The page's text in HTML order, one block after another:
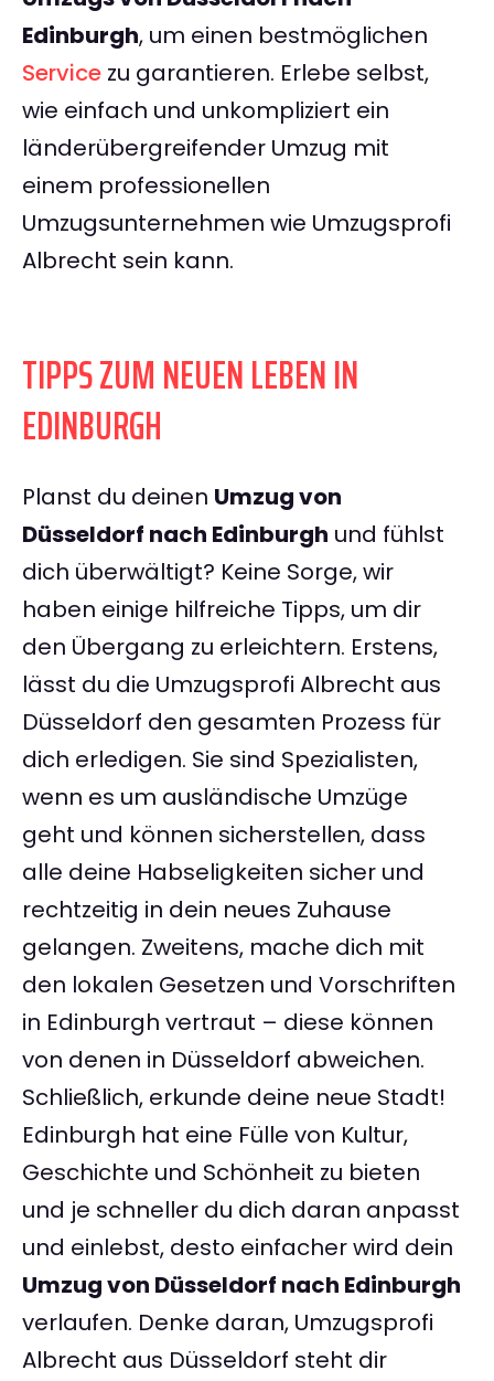
Edinburgh, um einen bestmöglichen
Service zu garantieren. Erlebe selbst,
wie einfach und unkompliziert ein
länderübergreifender Umzug mit
einem professionellen
Umzugsunternehmen wie Umzugsprofi
Albrecht sein kann.
TIPPS ZUM NEUEN LEBEN IN
EDINBURGH
Planst du deinen Umzug von
Düsseldorf nach Edinburgh und fühlst
dich überwältigt? Keine Sorge, wir
haben einige hilfreiche Tipps, um dir
den Übergang zu erleichtern. Erstens,
lässt du die Umzugsprofi Albrecht aus
Düsseldorf den gesamten Prozess für
dich erledigen. Sie sind Spezialisten,
wenn es um ausländische Umzüge
geht und können sicherstellen, dass
alle deine Habseligkeiten sicher und
rechtzeitig in dein neues Zuhause
gelangen. Zweitens, mache dich mit
den lokalen Gesetzen und Vorschriften
in Edinburgh vertraut – diese können
von denen in Düsseldorf abweichen.
Schließlich, erkunde deine neue Stadt!
Edinburgh hat eine Fülle von Kultur,
Geschichte und Schönheit zu bieten
und je schneller du dich daran anpasst
und einlebst, desto einfacher wird dein
Umzug von Düsseldorf nach Edinburgh
verlaufen. Denke daran, Umzugsprofi
Albrecht aus Düsseldorf steht dir